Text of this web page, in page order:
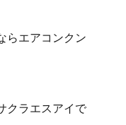
らエアコンクン
クラエスアイで